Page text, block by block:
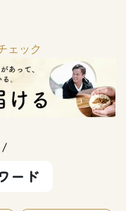
ェック
ード